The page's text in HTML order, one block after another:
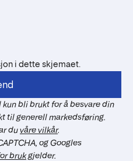
i dette skjemaet.
bli brukt for å besvare din
til generell markedsføring.
duvåre vilkår.
og Googles
brukgjelder.